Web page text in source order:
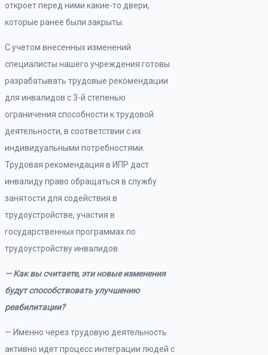
откроет перед ними какие-то двери,
которые ранее были закрыты.
С учетом внесенных изменений
специалисты нашего учреждения готовы
разрабатывать трудовые рекомендации
для инвалидов с 3-й степенью
ограничения способности к трудовой
деятельности, в соответствии с их
индивидуальными потребностями.
Трудовая рекомендация в ИПР даст
инвалиду право обращаться в службу
занятости для содействия в
трудоустройстве, участия в
государственных программах по
трудоустройству инвалидов.
— Как вы считаете, эти новые изменения
будут способствовать улучшению
реабилитации?
— Именно через трудовую деятельность
активно идет процесс интеграции людей с